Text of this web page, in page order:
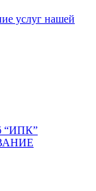
услуг нашей
“ИПК”